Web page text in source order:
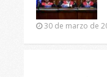
30 de marzo de